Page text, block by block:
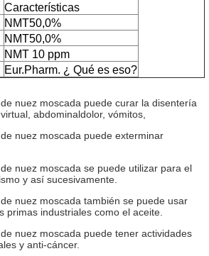
Características
NMT50,0%
NMT50,0%
NMT 10 ppm
Eur.Pharm. ¿ Qué es eso?
nuez moscada puede curar la disentería
abdominaldolor, vómitos,
nuez moscada puede exterminar
nuez moscada se puede utilizar para el
y así sucesivamente.
nuez moscada también se puede usar
primas industriales como el aceite.
nuez moscada puede tener actividades
y anti-cáncer.